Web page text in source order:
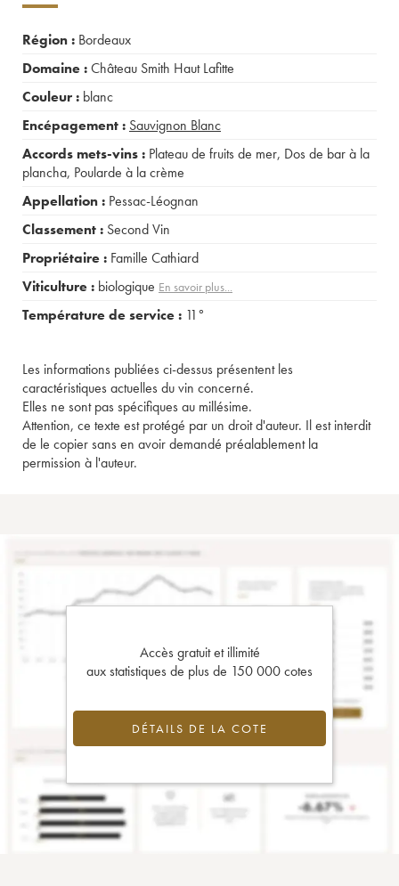
Région : Bordeaux
Domaine :Château Smith Haut Lafitte
Couleur : blanc
Encépagement : Sauvignon Blanc
Accords mets-vins : Plateau de fruits de mer, Dos de bar à la
plancha, Poularde à la crème
Appellation : Pessac-Léognan
Classement : Second Vin
Propriétaire : Famille Cathiard
Viticulture : biologique En savoir plus...
Température de service : 11°
Les informations publiées ci-dessus présentent les
caractéristiques actuelles du vin concerné.
Elles ne sont pas spécifiques au millésime.
Attention, ce texte est protégé par un droit d'auteur. Il est interdit
de le copier sans en avoir demandé préalablement la
permission à l'auteur.
Accès gratuit et illimité
aux statistiques de plus de 150 000 cotes
DÉTAILS DE LA COTE